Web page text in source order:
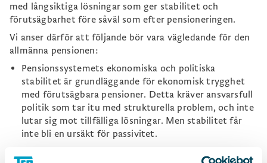
med långsiktiga lösningar som ger stabilitet och
förutsägbarhet före såväl som efter pensioneringen.
Vi anser därför att följande bör vara vägledande för den
allmänna pensionen:
Pensionssystemets ekonomiska och politiska
stabilitet är grundläggande för ekonomisk trygghet
med förutsägbara pensioner. Detta kräver ansvarsfull
politik som tar itu med strukturella problem, och inte
lutar sig mot tillfälliga lösningar. Men stabilitet får
inte bli en ursäkt för passivitet.